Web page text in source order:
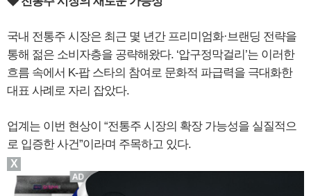
국내 전통주 시장은 최근 몇 년간 프리미엄화·브랜딩 전략을
통해 젊은 소비자층을 공략해왔다. ‘압구정막걸리’는 이러한
흐름 속에서 K-팝 스타의 참여로 문화적 파급력을 극대화한
대표 사례로 자리 잡았다.
업계는 이번 현상이 “전통주 시장의 확장 가능성을 실질적으
로 입증한 사건”이라며 주목하고 있다.
X